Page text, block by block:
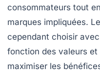
consommateurs tout
marques impliquées.
cependant choisir
fonction des valeurs
maximiser les